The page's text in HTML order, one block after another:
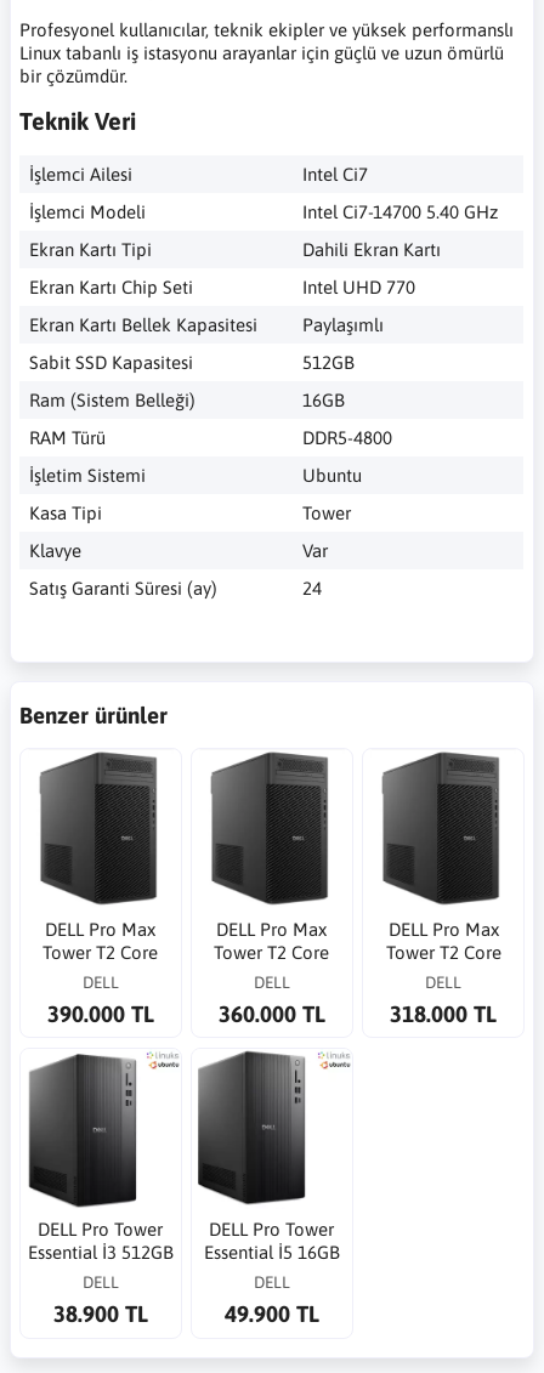
Profesyonel kullanıcılar, teknik ekipler ve yüksek performanslı
Linux tabanlı iş istasyonu arayanlar için güçlü ve uzun ömürlü
bir çözümdür.
Teknik Veri
İşlemci Ailesi
Intel Ci7
İşlemci Modeli
Intel Ci7-14700 5.40 GHz
Ekran Kartı Tipi
Dahili Ekran Kartı
Ekran Kartı Chip Seti
Intel UHD 770
Ekran Kartı Bellek Kapasitesi
Paylaşımlı
Sabit SSD Kapasitesi
512GB
Ram (Sistem Belleği)
16GB
RAM Türü
DDR5-4800
İşletim Sistemi
Ubuntu
Kasa Tipi
Tower
Klavye
Var
Satış Garanti Süresi (ay)
24
Benzer ürünler
DELL Pro Max
Tower T2 Core
Ultra 9 285 5.6GHz
4000ADA 20G WP
DELL
390.000 TL
DELL Pro Max
Tower T2 Core
Ultra 9 285K
SSD RTX4000 ADA
DELL
360.000 TL
DELL Pro Max
Tower T2 Core
Ultra 9 285 5.6GHz
2000 ADA 16G WP
DELL
318.000 TL
DELL Pro Tower
Essential İ3 512GB
8GB QVT1260
PC
DELL
38.900 TL
DELL Pro Tower
Essential İ5 16GB
512GB QVT1260
PC
DELL
49.900 TL